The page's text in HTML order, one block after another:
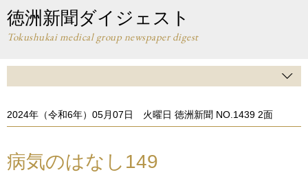
徳洲新聞ダイジェスト
Tokushukai medical group newspaper digest
2024年（令和6年）05月07日 火曜日 徳洲新聞 NO.1439 2面
病気のはなし149